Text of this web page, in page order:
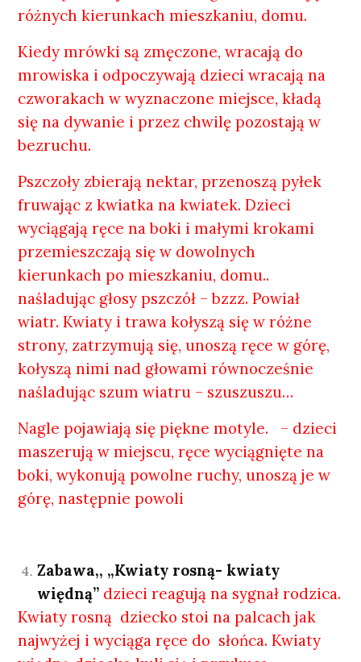
różnych kierunkach mieszkaniu, domu.
Kiedy mrówki są zmęczone, wracają do
mrowiska i odpoczywają dzieci wracają na
czworakach w wyznaczone miejsce, kładą
się na dywanie i przez chwilę pozostają w
bezruchu.
Pszczoły zbierają nektar, przenoszą pyłek
fruwając z kwiatka na kwiatek. Dzieci
wyciągają ręce na boki i małymi krokami
przemieszczają się w dowolnych
kierunkach po mieszkaniu, domu..
naśladując głosy pszczół – bzzz. Powiał
wiatr. Kwiaty i trawa kołyszą się w różne
strony, zatrzymują się, unoszą ręce w górę,
kołyszą nimi nad głowami równocześnie
naśladując szum wiatru – szuszuszu…
Nagle pojawiają się piękne motyle. – dzieci
maszerują w miejscu, ręce wyciągnięte na
boki, wykonują powolne ruchy, unoszą je w
górę, następnie powoli
Zabawa,, „Kwiaty rosną- kwiaty
więdną” dzieci reagują na sygnał rodzica.
Kwiaty rosną dziecko stoi na palcach jak
najwyżej i wyciąga ręce do słońca. Kwiaty